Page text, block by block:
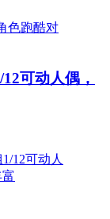
可动人偶，